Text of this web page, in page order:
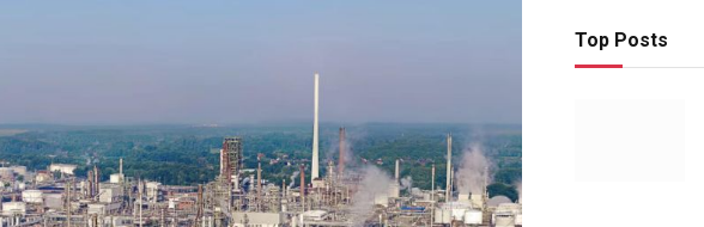
Top Posts